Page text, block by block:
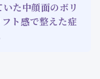
た中顔面のボリ
ト感で整えた症